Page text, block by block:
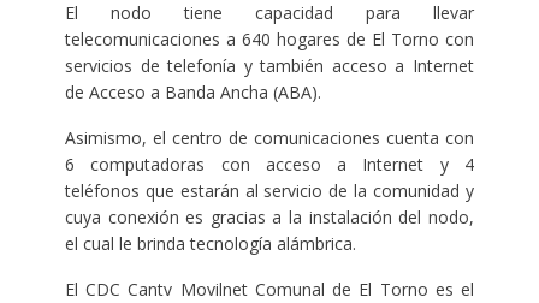
El nodo tiene capacidad para llevar
telecomunicaciones a 640 hogares de El Torno con
servicios de telefonía y también acceso a Internet
de Acceso a Banda Ancha (ABA).
Asimismo, el centro de comunicaciones cuenta con
6 computadoras con acceso a Internet y 4
teléfonos que estarán al servicio de la comunidad y
cuya conexión es gracias a la instalación del nodo,
el cual le brinda tecnología alámbrica.
El CDC Cantv Movilnet Comunal de El Torno es el